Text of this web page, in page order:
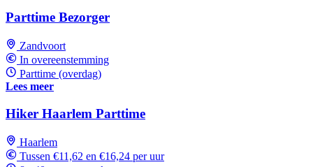
Parttime Bezorger
Zandvoort
In overeenstemming
Parttime (overdag)
Lees meer
Hiker Haarlem Parttime
Haarlem
Tussen €11,62 en €16,24 per uur